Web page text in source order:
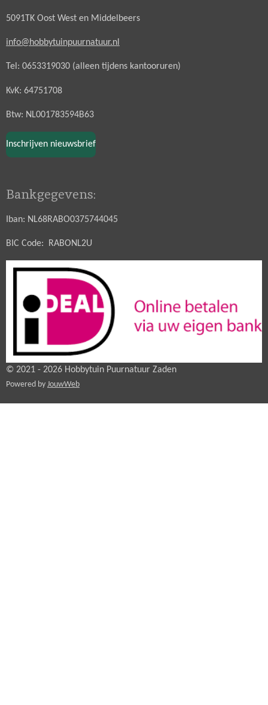
5091TK Oost West en Middelbeers
info@hobbytuinpuurnatuur.nl
Tel: 0653319030 (alleen tijdens kantooruren)
KvK: 64751708
Btw: NL001783594B63
Inschrijven nieuwsbrief
Bankgegevens:
Iban: NL68RABO0375744045
BIC Code: RABONL2U
© 2021 - 2026 Hobbytuin Puurnatuur Zaden
Powered by JouwWeb